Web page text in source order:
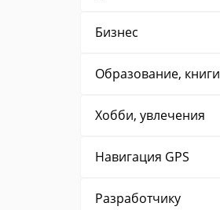
Бизнес
Образование, книги
Хобби, увлечения
Навигация GPS
Разработчику